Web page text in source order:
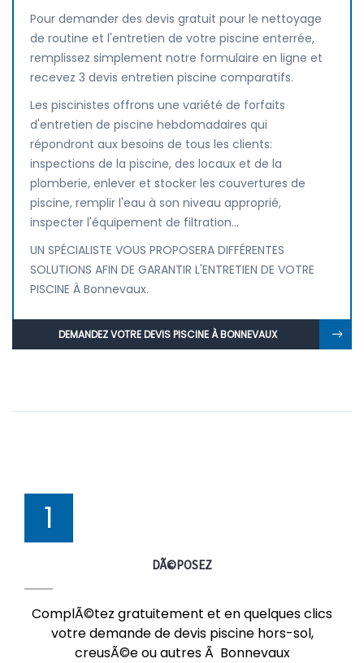
Pour demander des devis gratuit pour le nettoyage
de routine et l'entretien de votre piscine enterrée,
remplissez simplement notre formulaire en ligne et
recevez 3 devis entretien piscine comparatifs.
Les piscinistes offrons une variété de forfaits
d'entretien de piscine hebdomadaires qui
répondront aux besoins de tous les clients:
inspections de la piscine, des locaux et de la
plomberie, enlever et stocker les couvertures de
piscine, remplir l'eau à son niveau approprié,
inspecter l'équipement de filtration...
UN SPÉCIALISTE VOUS PROPOSERA DIFFÉRENTES
SOLUTIONS AFIN DE GARANTIR L'ENTRETIEN DE VOTRE
PISCINE À Bonnevaux.
DEMANDEZ VOTRE DEVIS PISCINE À BONNEVAUX
1
DÃ©POSEZ
ComplÃ©tez gratuitement et en quelques clics
votre demande de devis piscine hors-sol,
creusÃ©e ou autres Ã Bonnevaux